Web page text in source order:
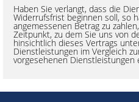
Haben Sie verlangt, dass die
Widerrufsfrist beginnen soll, so
angemessenen Betrag zu
Zeitpunkt, zu dem Sie uns von
hinsichtlich dieses Vertrags
Dienstleistungen im Vergleich
vorgesehenen Dienstleistungen